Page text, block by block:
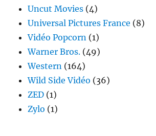
Uncut Movies (4)
Universal Pictures France (8)
Vidéo Popcorn (1)
Warner Bros. (49)
Western (164)
Wild Side Vidéo (36)
ZED (1)
Zylo (1)